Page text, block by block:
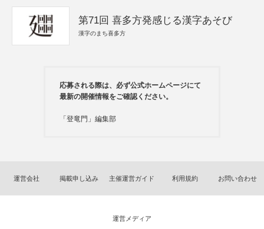
第71回 喜多方発感じる漢字あそび
漢字のまち喜多方
応募される際は、必ず公式ホームページにて
最新の開催情報をご確認ください。
「登竜門」編集部
運営会社 掲載申し込み 主催運営ガイド 利用規約 お問い合わせ
運営メディア